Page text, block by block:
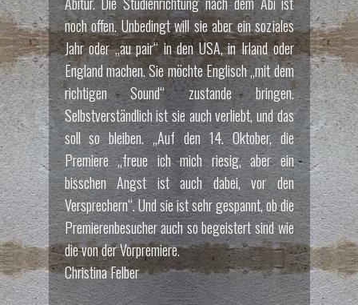
noch offen. Unbedingt will sie aber ein soziales
Jahr oder „au pair“ in den USA, in Irland oder
England machen. Sie möchte Englisch „mit dem
richtigen Sound“ zustande bringen.
Selbstverständlich ist sie auch verliebt, und das
soll so bleiben. „Auf den 14. Oktober, die
Premiere „freue ich mich riesig, aber ein
bisschen Angst ist auch dabei, vor den
Versprechern“. Und sie ist sehr gespannt, ob die
Premierenbesucher auch so begeistert sind wie
die von der Vorpremiere.
Christina Felber